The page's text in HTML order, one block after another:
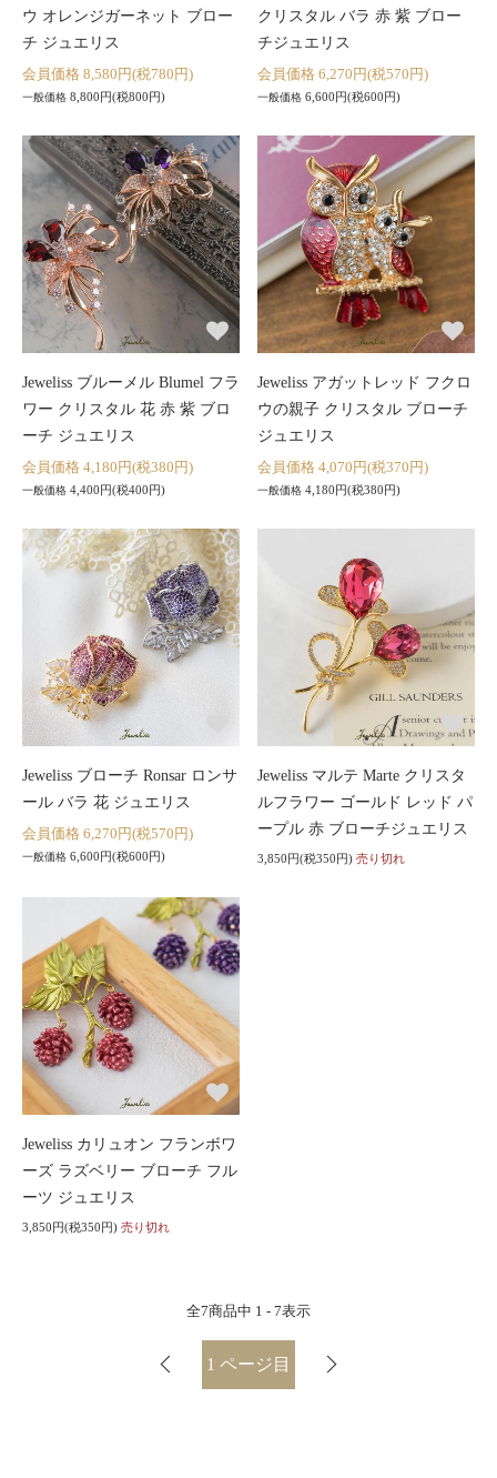
ウ オレンジガーネット ブロー
チ ジュエリス
会員価格 8,580円(税780円)
一般価格 8,800円(税800円)
クリスタル バラ 赤 紫 ブロー
チジュエリス
会員価格 6,270円(税570円)
一般価格 6,600円(税600円)
Jeweliss ブルーメル Blumel フラ
ワー クリスタル 花 赤 紫 ブロ
ーチ ジュエリス
会員価格 4,180円(税380円)
一般価格 4,400円(税400円)
Jeweliss アガットレッド フクロ
ウの親子 クリスタル ブローチ
ジュエリス
会員価格 4,070円(税370円)
一般価格 4,180円(税380円)
Jeweliss ブローチ Ronsar ロンサ
ール バラ 花 ジュエリス
会員価格 6,270円(税570円)
一般価格 6,600円(税600円)
Jeweliss マルテ Marte クリスタ
ルフラワー ゴールド レッド パ
ープル 赤 ブローチジュエリス
3,850円(税350円) 売り切れ
Jeweliss カリュオン フランボワ
ーズ ラズベリー ブローチ フル
ーツ ジュエリス
3,850円(税350円) 売り切れ
全7商品中 1 - 7表示
1 ページ目